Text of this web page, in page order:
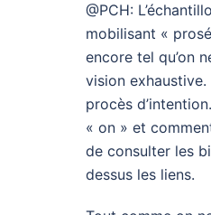
@PCH:
mobilisant «
encore tel qu’on
vision exhaustive.
procès
« on » et
de consulter les
dessus les liens.